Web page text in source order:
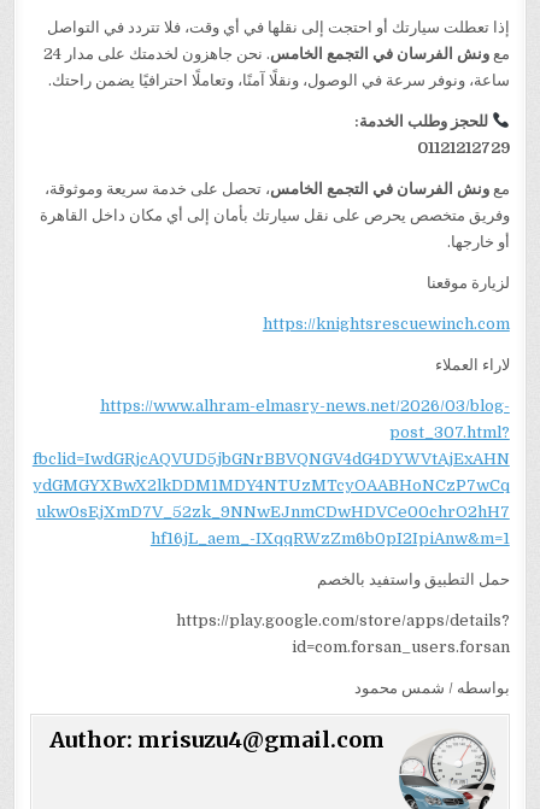
إذا تعطلت سيارتك أو احتجت إلى نقلها في أي وقت، فلا تتردد في التواصل
معونش الفرسان في التجمع الخامس
. نحن جاهزون لخدمتك على مدار 24
ساعة، ونوفر سرعة في الوصول، ونقلًا آمنًا، وتعاملًا احترافيًا يضمن راحتك.
للحجز وطلب الخدمة:
01121212729
معونش الفرسان في التجمع الخامس، تحصل على خدمة سريعة وموثوقة،
وفريق متخصص يحرص على نقل سيارتك بأمان إلى أي مكان داخل القاهرة
أو خارجها.
لزيارة موقعنا
https://knightsrescuewinch.com
لاراء العملاء
https://www.alhram-elmasry-news.net/2026/03/blog-
post_307.html?
fbclid=IwdGRjcAQVUD5jbGNrBBVQNGV4dG4DYWVtAjExAHN
ydGMGYXBwX2lkDDM1MDY4NTUzMTcyOAABHoNCzP7wCq
ukw0sEjXmD7V_52zk_9NNwEJnmCDwHDVCe00chrO2hH7
hf16jL_aem_-IXqqRWzZm6b0pI2IpiAnw&m=1
حمل التطبيق واستفيد بالخصم
https://play.google.com/store/apps/details?
id=com.forsan_users.forsan
بواسطه / شمس محمود
Author: mrisuzu4@gmail.com